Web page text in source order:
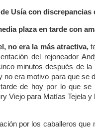
Usía con discrepancias
plaza en tarde con
no era la más atractiva,
del rejoneador
minutos después de
era motivo para que se
de hoy por lo que se
Viejo para Matías Tejela
por los caballeros